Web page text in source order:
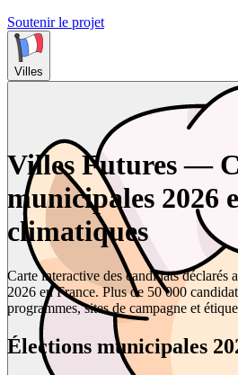
Soutenir le projet
Villes
Villes Futures —
municipales 2026
climatiques
Carte interactive des candidats déclarés
2026 en France. Plus de 50 000
programmes, sites de campagne et
Élections municipales